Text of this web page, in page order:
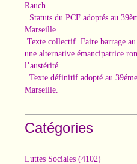
Rauch
. Statuts du PCF adoptés au
Marseille
.Texte collectif. Faire barrage
une alternative émancipatrice
l’austérité
. Texte définitif adopté au
Marseille.
Catégories
Luttes Sociales (4102)